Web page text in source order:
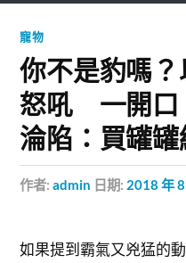
寵物
你不是豹嗎
怒吼 一開口
淪陷：買罐
作者:admin 日期: 2018 年
如果提到霸氣又兇猛的